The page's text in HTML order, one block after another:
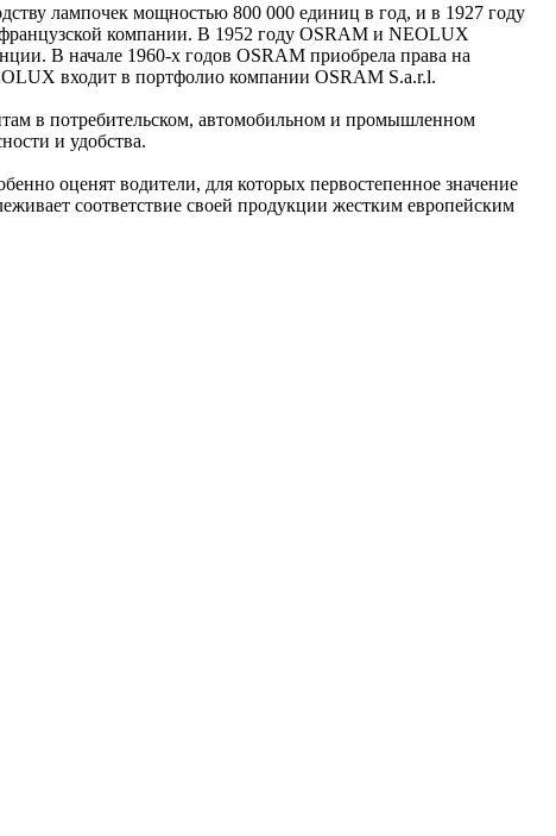
лампочек мощностью 800 000 единиц в год, и в 1927 году
компании. В 1952 году OSRAM и NEOLUX
В начале 1960-х годов OSRAM приобрела права на
входит в портфолио компании OSRAM S.а.r.l.
в потребительском, автомобильном и промышленном
и удобства.
оценят водители, для которых первостепенное значение
соответствие своей продукции жестким европейским